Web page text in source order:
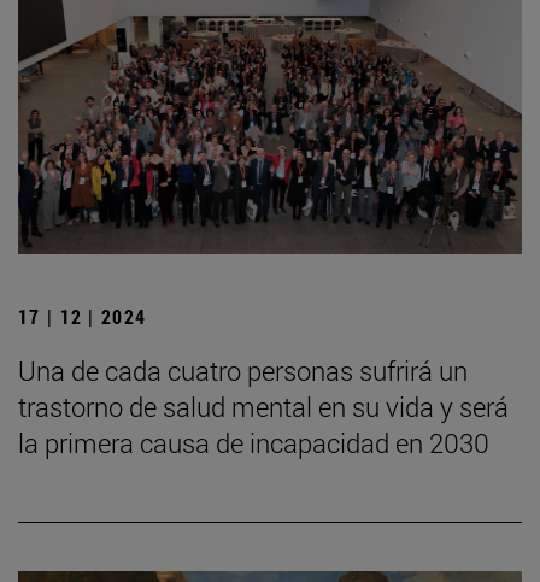
17 | 12 | 2024
Una de cada cuatro personas sufrirá un
trastorno de salud mental en su vida y será
la primera causa de incapacidad en 2030